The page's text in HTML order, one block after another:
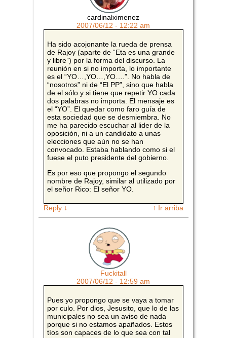
cardinalximenez
2007/06/12 - 12:22 am
Ha sido acojonante la rueda de prensa
de Rajoy (aparte de “Eta es una grande
y libre”) por la forma del discurso. La
reunión en si no importa, lo importante
es el “YO…,YO…,YO….”. No habla de
“nosotros” ni de “El PP”, sino que habla
de el sólo y si tiene que repetir YO cada
dos palabras no importa. El mensaje es
el “YO”. El quedar como faro guía de
esta sociedad que se desmiembra. No
me ha parecido escuchar al lider de la
oposición, ni a un candidato a unas
elecciones que aún no se han
convocado. Estaba hablando como si el
fuese el puto presidente del gobierno.
Es por eso que propongo el segundo
nombre de Rajoy, similar al utilizado por
el señor Rico: El señor YO.
Reply ↓ ↑ Ir arriba
Fuckitall
2007/06/12 - 12:59 am
Pues yo propongo que se vaya a tomar
por culo. Por dios, Jesusito, que lo de las
municipales no sea un aviso de nada
porque si no estamos apañados. Estos
tíos son capaces de lo que sea con tal